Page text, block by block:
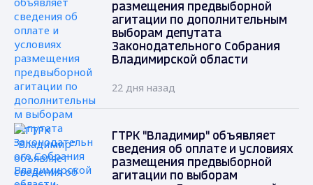
размещения предвыборной
агитации по дополнительным
выборам депутата
Законодательного Собрания
Владимирской области
22 дня назад
ГТРК "Владимир" объявляет
сведения об оплате и условиях
размещения предвыборной
агитации по выборам